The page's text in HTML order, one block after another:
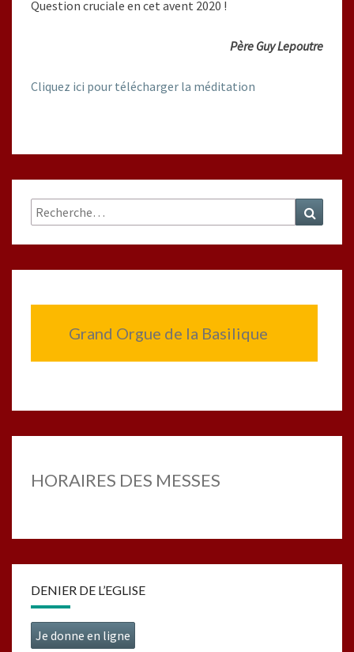
Question cruciale en cet avent 2020 !
Père Guy Lepoutre
Cliquez ici pour télécharger la méditation
Rechercher :
Grand Orgue de la Basilique
HORAIRES DES MESSES
DENIER DE L’EGLISE
Je donne en ligne